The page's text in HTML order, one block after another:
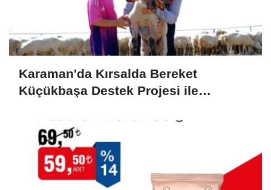
Karaman'da Kırsalda Bereket
Küçükbaşa Destek Projesi ile